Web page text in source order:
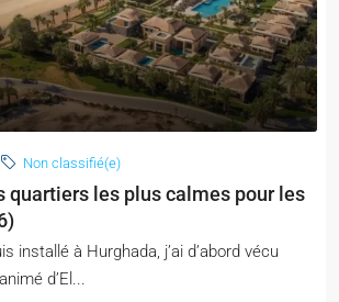
Non classifié(e)
quartiers les plus calmes pour les
installé à Hurghada, j’ai d’abord vécu
d’El...